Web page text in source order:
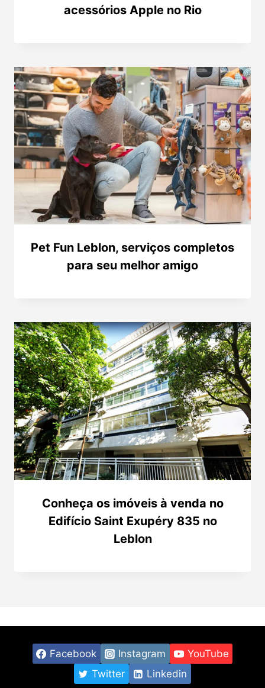
acessórios Apple no Rio
Pet Fun Leblon, serviços completos
para seu melhor amigo
Conheça os imóveis à venda no
Edifício Saint Exupéry 835 no
Leblon
Facebook Instagram
YouTube
Twitter
Linkedin